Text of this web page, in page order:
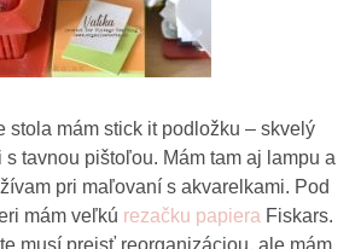
stola mám stick it podložku – skvelý
s tavnou pištoľou. Mám tam aj lampu a
pri maľovaní s akvarelkami. Pod
mám veľkú rezačku papiera Fiskars.
musí prejsť reorganizáciou, ale mám